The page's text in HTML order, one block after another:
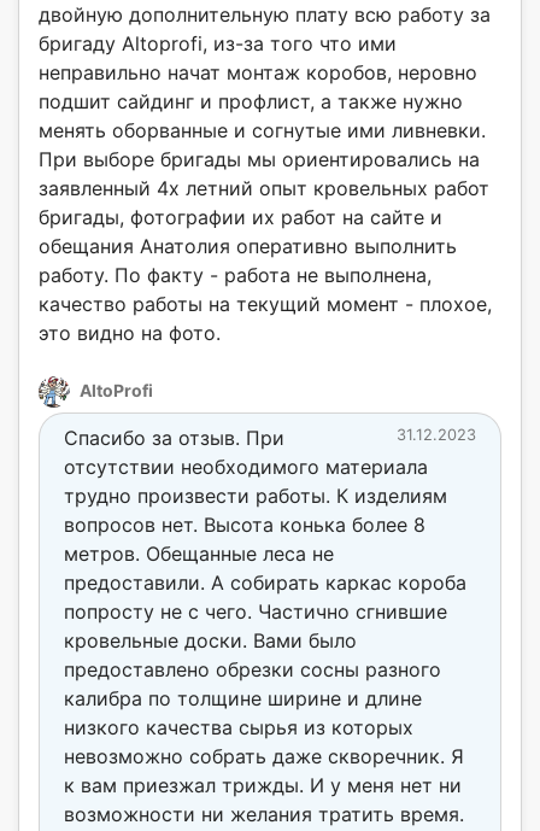
двойную дополнительную плату всю работу за
бригаду Altoprofi, из-за того что ими
неправильно начат монтаж коробов, неровно
подшит сайдинг и профлист, а также нужно
менять оборванные и согнутые ими ливневки.
При выборе бригады мы ориентировались на
заявленный 4х летний опыт кровельных работ
бригады, фотографии их работ на сайте и
обещания Анатолия оперативно выполнить
работу. По факту - работа не выполнена,
качество работы на текущий момент - плохое,
это видно на фото.
AltoProfi
31.12.2023
Спасибо за отзыв. При
отсутствии необходимого материала
трудно произвести работы. К изделиям
вопросов нет. Высота конька более 8
метров. Обещанные леса не
предоставили. А собирать каркас короба
попросту не с чего. Частично сгнившие
кровельные доски. Вами было
предоставлено обрезки сосны разного
калибра по толщине ширине и длине
низкого качества сырья из которых
невозможно собрать даже скворечник. Я
к вам приезжал трижды. И у меня нет ни
возможности ни желания тратить время.